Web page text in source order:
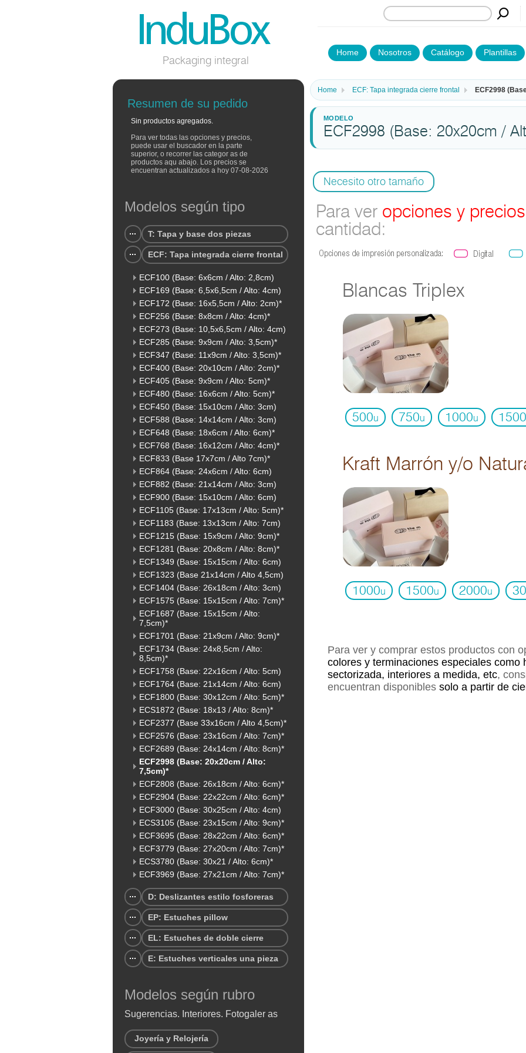
Packaging integral
Home Nosotros Catálogo Plantillas
Resumen de su pedido
Sin productos agregados.
Para ver todas las opciones y precios,
puede usar el buscador en la parte
superior, o recorrer las categor as de
productos aqu abajo. Los precios se
encuentran actualizados a hoy 07-08-2026
Modelos según tipo
T: Tapa y base dos piezas
ECF: Tapa integrada cierre frontal
ECF100 (Base: 6x6cm / Alto: 2,8cm)
ECF169 (Base: 6,5x6,5cm / Alto: 4cm)
ECF172 (Base: 16x5,5cm / Alto: 2cm)*
ECF256 (Base: 8x8cm / Alto: 4cm)*
ECF273 (Base: 10,5x6,5cm / Alto: 4cm)
ECF285 (Base: 9x9cm / Alto: 3,5cm)*
ECF347 (Base: 11x9cm / Alto: 3,5cm)*
ECF400 (Base: 20x10cm / Alto: 2cm)*
ECF405 (Base: 9x9cm / Alto: 5cm)*
ECF480 (Base: 16x6cm / Alto: 5cm)*
ECF450 (Base: 15x10cm / Alto: 3cm)
ECF588 (Base: 14x14cm / Alto: 3cm)
ECF648 (Base: 18x6cm / Alto: 6cm)*
ECF768 (Base: 16x12cm / Alto: 4cm)*
ECF833 (Base 17x7cm / Alto 7cm)*
ECF864 (Base: 24x6cm / Alto: 6cm)
ECF882 (Base: 21x14cm / Alto: 3cm)
ECF900 (Base: 15x10cm / Alto: 6cm)
ECF1105 (Base: 17x13cm / Alto: 5cm)*
ECF1183 (Base: 13x13cm / Alto: 7cm)
ECF1215 (Base: 15x9cm / Alto: 9cm)*
ECF1281 (Base: 20x8cm / Alto: 8cm)*
ECF1349 (Base: 15x15cm / Alto: 6cm)
ECF1323 (Base 21x14cm / Alto 4,5cm)
ECF1404 (Base: 26x18cm / Alto: 3cm)
ECF1575 (Base: 15x15cm / Alto: 7cm)*
ECF1687 (Base: 15x15cm / Alto:
7,5cm)*
ECF1701 (Base: 21x9cm / Alto: 9cm)*
ECF1734 (Base: 24x8,5cm / Alto:
8,5cm)*
ECF1758 (Base: 22x16cm / Alto: 5cm)
ECF1764 (Base: 21x14cm / Alto: 6cm)
ECF1800 (Base: 30x12cm / Alto: 5cm)*
ECS1872 (Base: 18x13 / Alto: 8cm)*
ECF2377 (Base 33x16cm / Alto 4,5cm)*
ECF2576 (Base: 23x16cm / Alto: 7cm)*
ECF2689 (Base: 24x14cm / Alto: 8cm)*
ECF2998 (Base: 20x20cm / Alto:
7,5cm)*
ECF2808 (Base: 26x18cm / Alto: 6cm)*
ECF2904 (Base: 22x22cm / Alto: 6cm)*
ECF3000 (Base: 30x25cm / Alto: 4cm)
ECS3105 (Base: 23x15cm / Alto: 9cm)*
ECF3695 (Base: 28x22cm / Alto: 6cm)*
ECF3779 (Base: 27x20cm / Alto: 7cm)*
ECS3780 (Base: 30x21 / Alto: 6cm)*
ECF3969 (Base: 27x21cm / Alto: 7cm)*
D: Deslizantes estilo fosforeras
EP: Estuches pillow
EL: Estuches de doble cierre
E: Estuches verticales una pieza
Modelos según rubro
Sugerencias. Interiores. Fotogaler as
Joyería y Relojería
Home ECF: Tapa integrada cierre frontal ECF2998
ECF2998 (Base: 20x20cm /
Necesito otro tamaño
Para ver opciones y precios
cantidad:
Blancas Triplex
500u 750u 1000u 1500
Kraft Marrón y/o
1000u 1500u 2000u
Para ver y comprar estos productos con
colores y terminaciones especiales como
sectorizada, interiores a medida, etc,
encuentran disponibles solo a partir de